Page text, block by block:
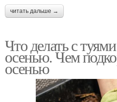
читать дальше →
Что делать с
осенью. Чем
осенью